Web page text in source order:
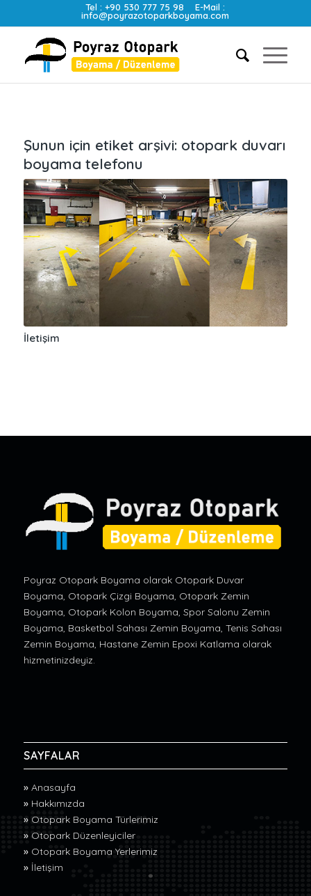
Tel :+90 530 777 75 98 E-Mail :
info@poyrazotoparkboyama.com
Şunun için etiket arşivi: otopark duvarı
boyama telefonu
İletişim
Poyraz Otopark Boyama olarak Otopark Duvar
Boyama, Otopark Çizgi Boyama, Otopark Zemin
Boyama, Otopark Kolon Boyama, Spor Salonu Zemin
Boyama, Basketbol Sahası Zemin Boyama, Tenis Sahası
Zemin Boyama, Hastane Zemin Epoxi Katlama olarak
hizmetinizdeyiz.
SAYFALAR
» Anasayfa
» Hakkımızda
» Otopark Boyama Türlerimiz
» Otopark Düzenleyiciler
» Otopark Boyama Yerlerimiz
» İletişim